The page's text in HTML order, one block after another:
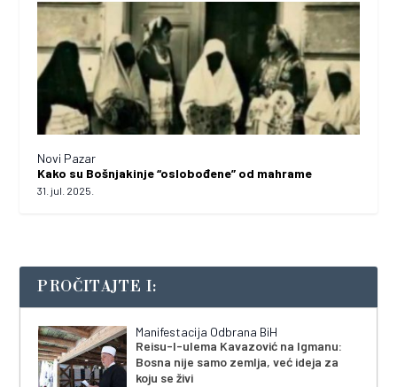
Novi Pazar
Kako su Bošnjakinje “oslobođene” od mahrame
31. jul. 2025.
PROČITAJTE I:
Manifestacija Odbrana BiH
Reisu-l-ulema Kavazović na Igmanu:
Bosna nije samo zemlja, već ideja za
koju se živi